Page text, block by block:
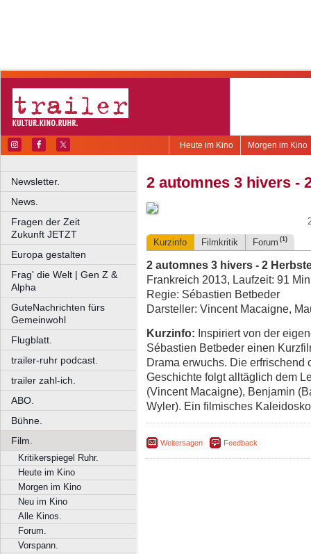
Morgen im Kino
Heute im Kino
Newsletter.
News.
Fragen der Zeit
Zukunft JETZT
Europa gestalten
Frag' die Welt | Gen Z &
Alpha
GuteNachrichten fürs
Gemeinwohl
Flugblatt.
trailer-ruhr podcast.
trailer zahl-ich.
ABO.
Bühne.
Film.
Kritikerspiegel Ruhr.
Heute im Kino
Morgen im Kino
Neu im Kino
Alle Kinos.
Forum.
Vorspann.
2 automnes 3 hivers -
Kurzinfo Filmkritik Forum (1)
2 automnes 3 hivers - 2
Frankreich 2013, Laufzeit: 91
Regie: Sébastien Betbeder
Darsteller: Vincent Macaigne,
Kurzinfo: Inspiriert von der
Sébastien Betbeder einen
Drama erwuchs. Die
Geschichte folgt alltäglich dem
(Vincent Macaigne), Benjamin
Wyler). Ein filmisches
Weitersagen Feedback